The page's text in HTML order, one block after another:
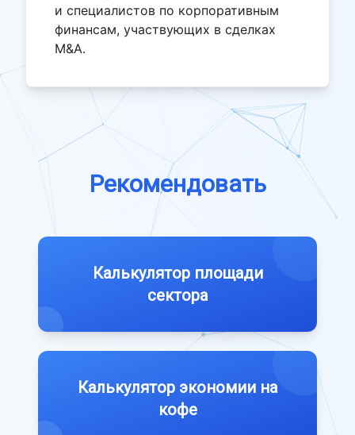
и специалистов по корпоративным
финансам, участвующих в сделках
M&A.
Рекомендовать
Калькулятор площади
сектора
Калькулятор экономии на
кофе